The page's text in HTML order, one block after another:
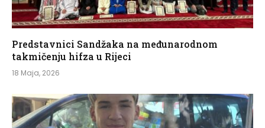
Predstavnici Sandžaka na međunarodnom
takmičenju hifza u Rijeci
18 Maja, 2026